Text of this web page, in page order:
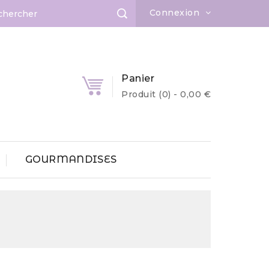
Connexion
Panier
Produit (0) - 0,00 €
GOURMANDISES